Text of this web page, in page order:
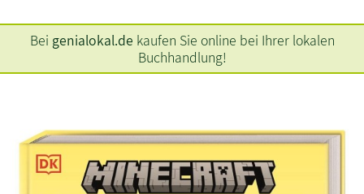
Bei genialokal.de kaufen Sie online bei Ihrer lokalen
Buchhandlung!